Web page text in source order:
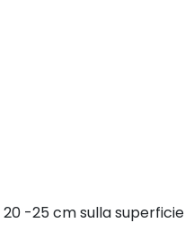
-25 cm sulla